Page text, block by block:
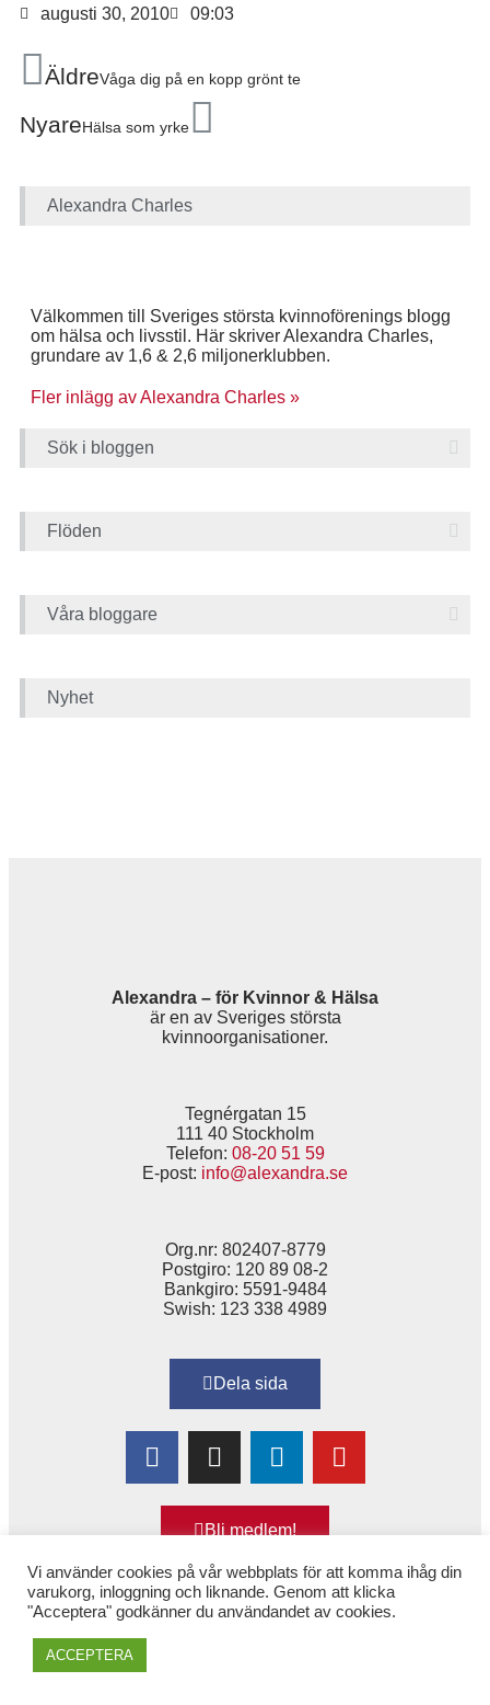
augusti 30, 2010 09:03
ÄldreVåga dig på en kopp grönt te
NyareHälsa som yrke
Alexandra Charles
Välkommen till Sveriges största kvinnoförenings blogg
om hälsa och livsstil. Här skriver Alexandra Charles,
grundare av 1,6 & 2,6 miljonerklubben.
Fler inlägg av Alexandra Charles »
Sök i bloggen
Flöden
Våra bloggare
Nyhet
Alexandra – för Kvinnor & Hälsa
är en av Sveriges största
kvinnoorganisationer.
Tegnérgatan 15
111 40 Stockholm
Telefon: 08-20 51 59
E-post: info@alexandra.se
Org.nr: 802407-8779
Postgiro: 120 89 08-2
Bankgiro: 5591-9484
Swish: 123 338 4989
Dela sida
Bli medlem!
Copyright © 2025 Alexandra
(tidigare 1,6 & 2,6 miljonerklubben)
Vi använder cookies på vår webbplats för att komma ihåg din
varukorg, inloggning och liknande. Genom att klicka
"Acceptera" godkänner du användandet av cookies.
ACCEPTERA